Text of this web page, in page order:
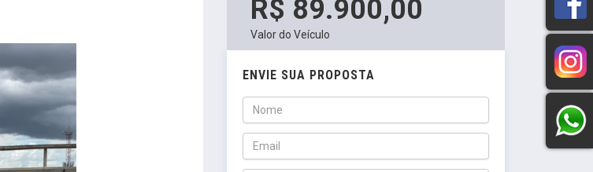
R$ 89.900,00
Valor do Veículo
ENVIE SUA PROPOSTA